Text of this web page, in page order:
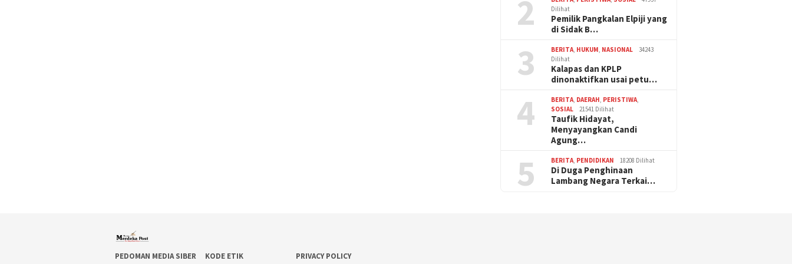
2
Dilihat
Pemilik Pangkalan Elpiji yang
di Sidak B…
3 BERITA, HUKUM, NASIONAL
34243
Dilihat
Kalapas dan KPLP
dinonaktifkan usai petu…
4 BERITA, DAERAH, PERISTIWA,
SOSIAL
21541 Dilihat
Taufik Hidayat,
Menyayangkan Candi
Agung…
5 BERITA, PENDIDIKAN 18208 Dilihat
Di Duga Penghinaan
Lambang Negara Terkai…
PEDOMAN MEDIA SIBER
KODE ETIK
PRIVACY POLICY